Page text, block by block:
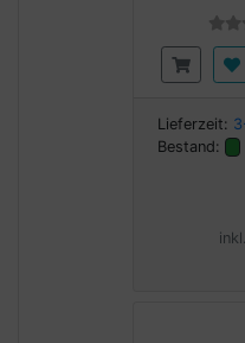
Lieferzeit:
Bestand: